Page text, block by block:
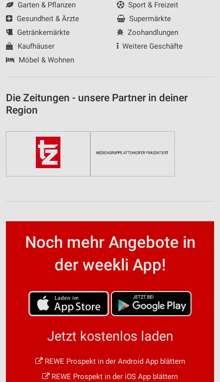
Garten & Pflanzen
Gesundheit & Ärzte
Getränkemärkte
Kaufhäuser
Möbel & Wohnen
Sport & Freizeit
Supermärkte
Zoohandlungen
Weitere Geschäfte
Die Zeitungen - unsere Partner in deiner
Region
Noch mehr Angebote in
der weekli App!
Jetzt kostenlos laden
REWE Prospekt in der Android App blättern
REWE Prospekt in der iOS App blättern